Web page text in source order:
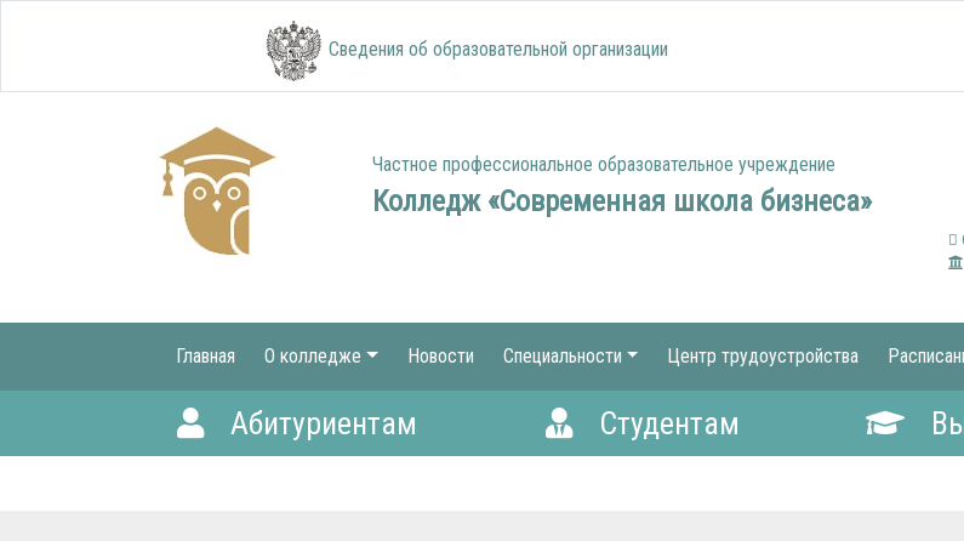
Сведения об образовательной организации
Частное профессиональное образовательное учреждение
Колледж «Современная школа бизнеса»
Главная О колледже Новости Специальности Центр трудоустройства
Абитуриентам Студентам